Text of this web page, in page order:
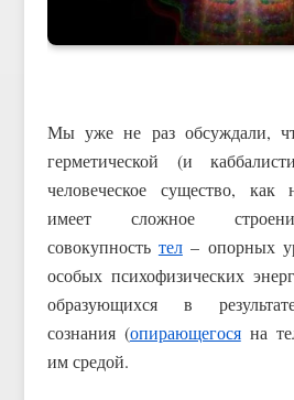
Мы уже не раз обсуждали,
герметической (и
человеческое существо, как
имеет сложное
совокупность тел– опорных
особых психофизических
образующихся в
сознания (опирающегосяна
им средой.